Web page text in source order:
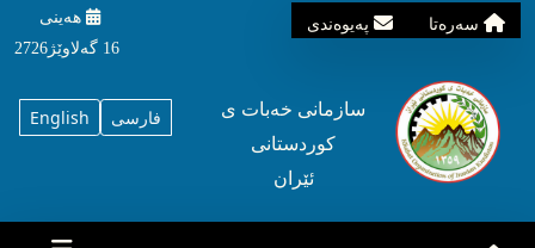
سه‌ره‌تا په‌یوه‌ندی
هه‌ینی
16 گه‌لاوێژ2726
English فارسی
سازمانی خه‌بات ی
کوردستانی
ئێران